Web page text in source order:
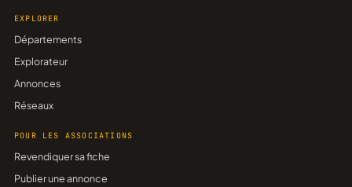
EXPLORER
Départements
Explorateur
Annonces
Réseaux
POUR LES ASSOCIATIONS
Revendiquer sa fiche
Publier une annonce